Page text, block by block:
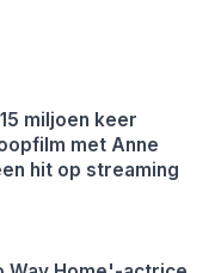
miljoen keer
met Anne
hit op streaming